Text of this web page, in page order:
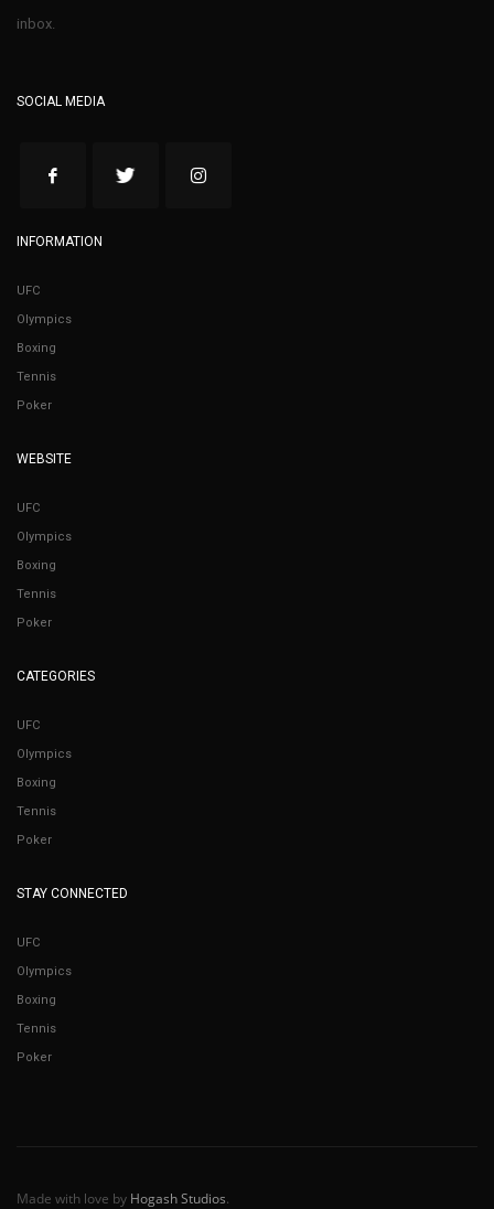
inbox.
SOCIAL MEDIA
INFORMATION
UFC
Olympics
Boxing
Tennis
Poker
WEBSITE
UFC
Olympics
Boxing
Tennis
Poker
CATEGORIES
UFC
Olympics
Boxing
Tennis
Poker
STAY CONNECTED
UFC
Olympics
Boxing
Tennis
Poker
Made with love by Hogash Studios.